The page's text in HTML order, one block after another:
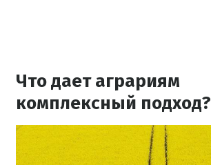
Что дает аграриям
комплексный подход?